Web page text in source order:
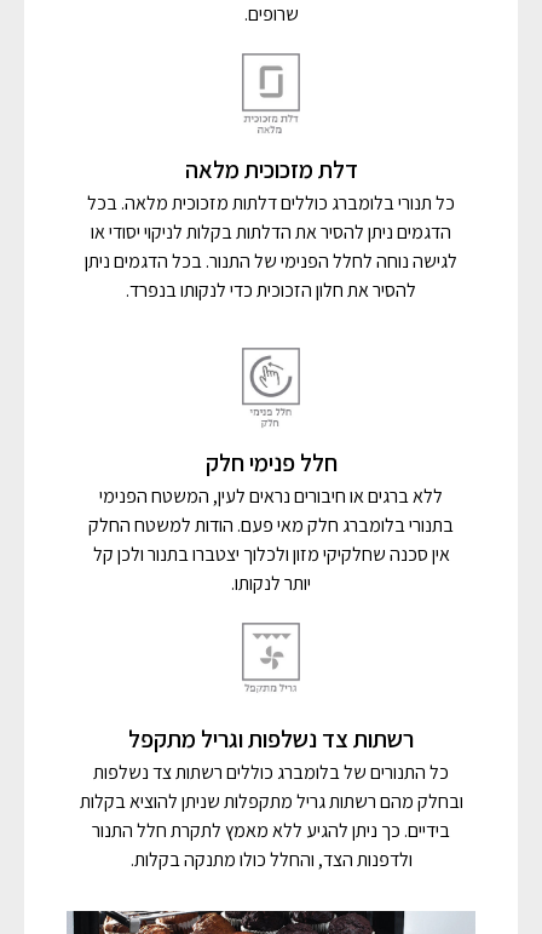
שרופים.
דלת מזכוכית מלאה
כל תנורי בלומברג כוללים דלתות מזכוכית מלאה. בכל
הדגמים ניתן להסיר את הדלתות בקלות לניקוי יסודי או
לגישה נוחה לחלל הפנימי של התנור. בכל הדגמים ניתן
להסיר את חלון הזכוכית כדי לנקותו בנפרד.
חלל פנימי חלק
ללא ברגים או חיבורים נראים לעין, המשטח הפנימי
בתנורי בלומברג חלק מאי פעם. הודות למשטח החלק
אין סכנה שחלקיקי מזון ולכלוך יצטברו בתנור ולכן קל
יותר לנקותו.
רשתות צד נשלפות וגריל מתקפל
כל התנורים של בלומברג כוללים רשתות צד נשלפות
ובחלק מהם רשתות גריל מתקפלות שניתן להוציא בקלות
בידיים. כך ניתן להגיע ללא מאמץ לתקרת חלל התנור
ולדפנות הצד, והחלל כולו מתנקה בקלות.